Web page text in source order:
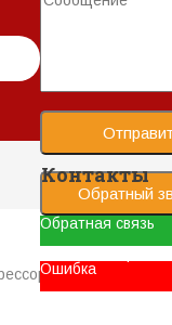
Обратный
Обратная связь
Ошибка
Контакты
и Насосное